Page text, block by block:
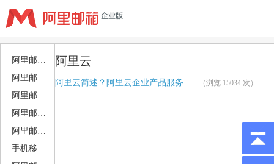
阿里邮箱价格 钉钉 阿里云 常见问题 关于我们
阿里邮箱优惠活动
阿里邮箱公告
阿里邮箱售后服务
阿里邮箱DNS解析
阿里邮箱电脑客户端设置
手机移动端设置
阿里云
阿里云简述？阿里云企业产品服务有哪些？ （浏览 15034 次）